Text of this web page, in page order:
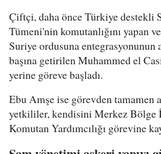
Çiftçi, daha önce Türkiye destekli
Tümeni'nin komutanlığını yapan
Suriye ordusuna entegrasyonunun
başına getirilen Muhammed el
yerine göreve başladı.
Ebu Amşe ise görevden tamamen
yetkililer, kendisini Merkez Bölge
Komutan Yardımcılığı görevine